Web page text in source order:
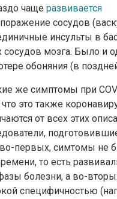
чаще развивается
сосудов
инсульты в
сосудов мозга. Было и
обоняния (в
же симптомы при
это также
от всех этих
первых, симтомы не
то есть
болезни, а во-
специфичностью